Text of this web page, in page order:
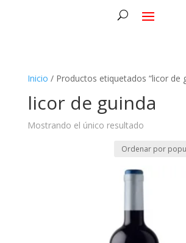
Inicio / Productos etiquetados “licor de
licor de guinda
Mostrando el único resultado